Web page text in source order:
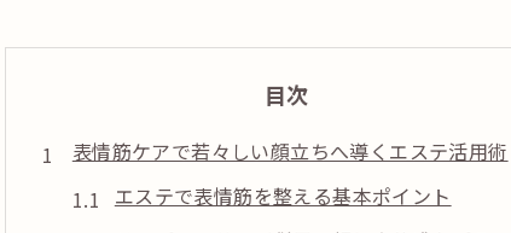
目次
表情筋ケアで若々しい顔立ちへ導くエステ活用術
エステで表情筋を整える基本ポイント